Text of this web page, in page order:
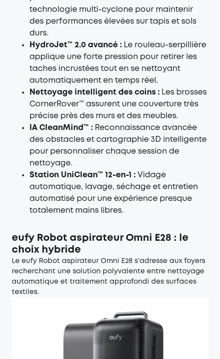
technologie multi-cyclone pour maintenir
des performances élevées sur tapis et sols
durs.
HydroJet™ 2.0 avancé : Le rouleau-serpillière
applique une forte pression pour retirer les
taches incrustées tout en se nettoyant
automatiquement en temps réel.
Nettoyage intelligent des coins : Les brosses
CornerRover™ assurent une couverture très
précise près des murs et des meubles.
IA CleanMind™ : Reconnaissance avancée
des obstacles et cartographie 3D intelligente
pour personnaliser chaque session de
nettoyage.
Station UniClean™ 12-en-1 : Vidage
automatique, lavage, séchage et entretien
automatisé pour une expérience presque
totalement mains libres.
eufy Robot aspirateur Omni E28 : le
choix hybride
Le eufy Robot aspirateur Omni E28 s’adresse aux foyers
recherchant une solution polyvalente entre nettoyage
automatique et traitement approfondi des surfaces
textiles.